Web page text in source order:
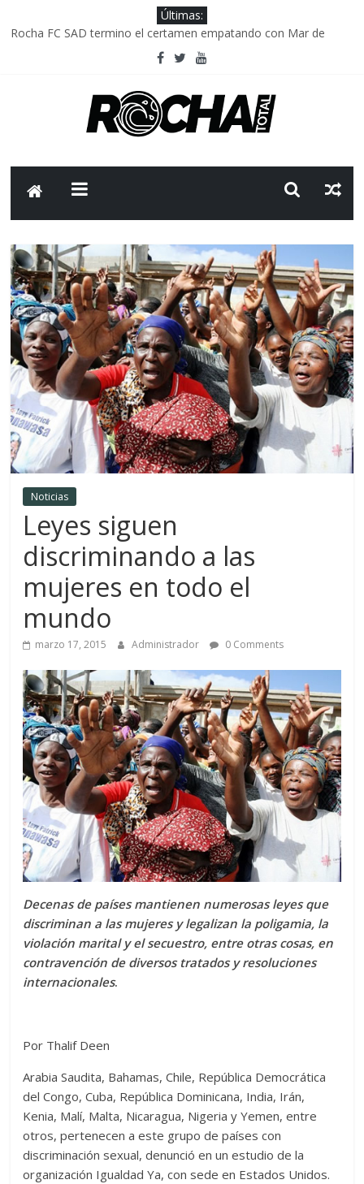
Últimas:
Rocha FC SAD termino el certamen empatando con Mar de
Delegación parlamentaria uruguaya llega a Israel; el Frente
Caso Charles Carrera: la causa que sobrevivió al paso del tiempo
Criminalidad en Uruguay: menos delitos,los homicidios son lo
Noticias
Leyes siguen
discriminando a las
mujeres en todo el
mundo
marzo 17, 2015 Administrador 0 Comments
Decenas de países mantienen numerosas leyes que
discriminan a las mujeres y legalizan la poligamia, la
violación marital y el secuestro, entre otras cosas, en
contravención de diversos tratados y resoluciones
internacionales.
Por Thalif Deen
Arabia Saudita, Bahamas, Chile, República Democrática
del Congo, Cuba, República Dominicana, India, Irán,
Kenia, Malí, Malta, Nicaragua, Nigeria y Yemen, entre
otros, pertenecen a este grupo de países con
discriminación sexual, denunció en un estudio de la
organización Igualdad Ya, con sede en Estados Unidos.